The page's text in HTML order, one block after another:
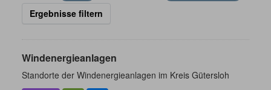
Ergebnisse filtern
Windenergieanlagen
Standorte der Windenergieanlagen im Kreis Gütersloh